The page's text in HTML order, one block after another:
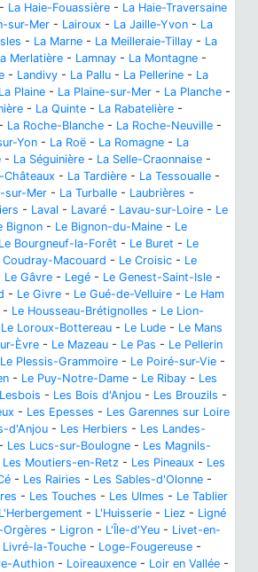
- La Haie-Fouassière - La Haie-Traversaine
sur-Mer - Lairoux - La Jaille-Yvon - La
- La Marne - La Meilleraie-Tillay - La
Merlatière - Lamnay - La Montagne -
- Landivy - La Pallu - La Pellerine - La
La Plaine - La Plaine-sur-Mer - La Planche -
- La Quinte - La Rabatelière -
- La Roche-Blanche - La Roche-Neuville -
Yon - La Roë - La Romagne - La
- La Séguinière - La Selle-Craonnaise -
Châteaux - La Tardière - La Tessoualle -
sur-Mer - La Turballe - Laubrières -
- Laval - Lavaré - Lavau-sur-Loire - Le
Bignon - Le Bignon-du-Maine - Le
Le Bourgneuf-la-Forêt - Le Buret - Le
Coudray-Macouard - Le Croisic - Le
Le Gâvre - Legé - Le Genest-Saint-Isle -
- Le Givre - Le Gué-de-Velluire - Le Ham
- Le Housseau-Brétignolles - Le Lion-
Le Loroux-Bottereau - Le Lude - Le Mans
Èvre - Le Mazeau - Le Pas - Le Pellerin
Le Plessis-Grammoire - Le Poiré-sur-Vie -
- Le Puy-Notre-Dame - Le Ribay - Les
Lesbois - Les Bois d'Anjou - Les Brouzils -
- Les Epesses - Les Garennes sur Loire
d'Anjou - Les Herbiers - Les Landes-
- Les Lucs-sur-Boulogne - Les Magnils-
Les Moutiers-en-Retz - Les Pineaux - Les
- Les Rairies - Les Sables-d'Olonne -
- Les Touches - Les Ulmes - Le Tablier
L'Herbergement - L'Huisserie - Liez - Ligné
Orgères - Ligron - L'Île-d'Yeu - Livet-en-
Livré-la-Touche - Loge-Fougereuse -
Authion - Loireauxence - Loir en Vallée -